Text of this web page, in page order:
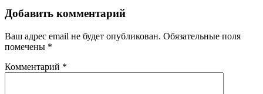
Добавить комментарий
Ваш адрес email не будет опубликован. Обязательные поля
помечены *
Комментарий *